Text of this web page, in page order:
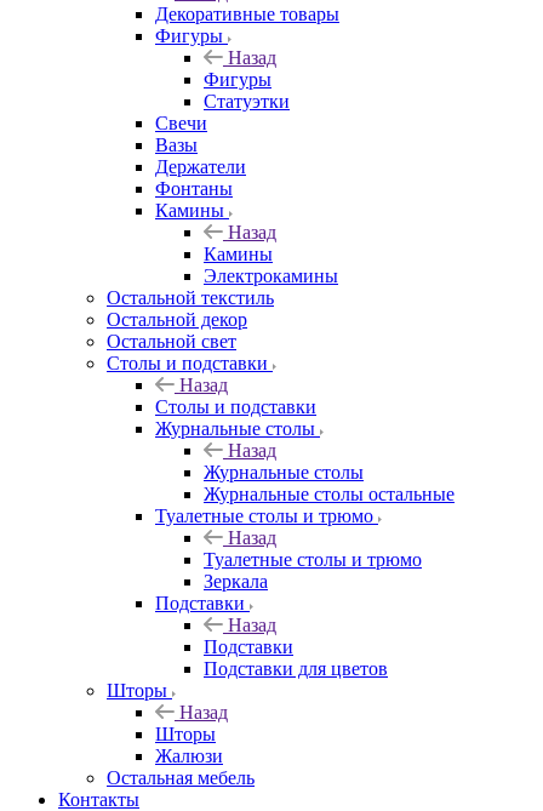
Декоративные товары
Фигуры
Назад
Фигуры
Статуэтки
Свечи
Вазы
Держатели
Фонтаны
Камины
Назад
Камины
Электрокамины
Остальной текстиль
Остальной декор
Остальной свет
Столы и подставки
Назад
Столы и подставки
Журнальные столы
Назад
Журнальные столы
Журнальные столы остальные
Туалетные столы и трюмо
Назад
Туалетные столы и трюмо
Зеркала
Подставки
Назад
Подставки
Подставки для цветов
Шторы
Назад
Шторы
Жалюзи
Остальная мебель
Контакты